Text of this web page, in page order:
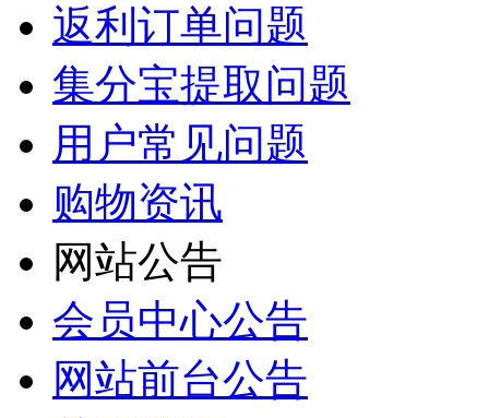
返利订单问题
集分宝提取问题
用户常见问题
购物资讯
网站公告
会员中心公告
网站前台公告